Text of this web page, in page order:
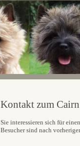
Kontakt zum
Sie interessieren sich für
Besucher sind nach